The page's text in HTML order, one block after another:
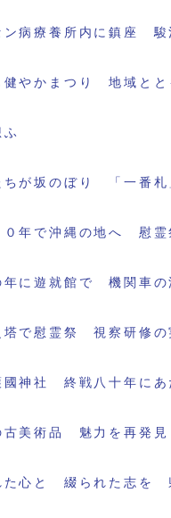
ン病療養所内に鎮座
健やかまつり 地域と
ちが坂のぼり 「一番
０年で沖縄の地へ 慰
年に遊就館で 機関車の
塔で慰霊祭 視察研修
國神社 終戦八十年に
古美術品 魅力を再発
た心と 綴られた志を